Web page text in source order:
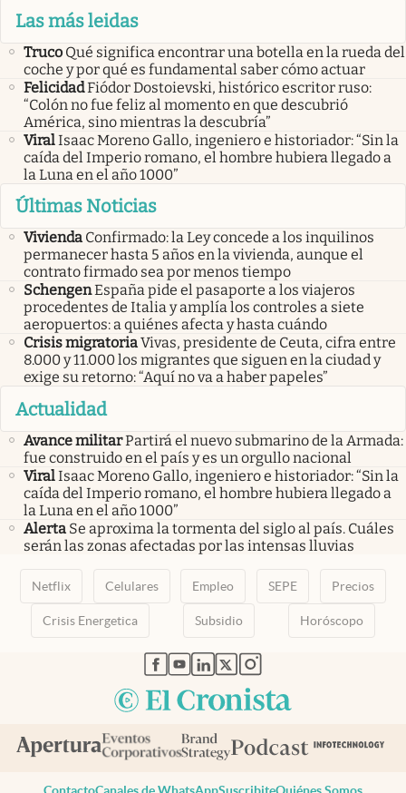
Las más leidas
Truco Qué significa encontrar una botella en la rueda del
coche y por qué es fundamental saber cómo actuar
FelicidadFiódor Dostoievski, histórico escritor ruso:
“Colón no fue feliz al momento en que descubrió
América, sino mientras la descubría”
ViralIsaac Moreno Gallo, ingeniero e historiador: “Sin la
caída del Imperio romano, el hombre hubiera llegado a
la Luna en el año 1000”
Últimas Noticias
Vivienda Confirmado: la Ley concede a los inquilinos
permanecer hasta 5 años en la vivienda, aunque el
contrato firmado sea por menos tiempo
SchengenEspaña pide el pasaporte a los viajeros
procedentes de Italia y amplía los controles a siete
aeropuertos: a quiénes afecta y hasta cuándo
Crisis migratoriaVivas, presidente de Ceuta, cifra entre
8.000 y 11.000 los migrantes que siguen en la ciudad y
exige su retorno: “Aquí no va a haber papeles”
Actualidad
Avance militarPartirá el nuevo submarino de la Armada:
fue construido en el país y es un orgullo nacional
ViralIsaac Moreno Gallo, ingeniero e historiador: “Sin la
caída del Imperio romano, el hombre hubiera llegado a
la Luna en el año 1000”
Alerta Se aproxima la tormenta del siglo al país. Cuáles
serán las zonas afectadas por las intensas lluvias
Netflix Celulares Empleo SEPE Precios
Crisis Energetica Subsidio Horóscopo
abre en nueva pestaña
abre en nueva pestaña
abre en nueva pestaña
abre en nueva pestaña
abre en nueva pestaña